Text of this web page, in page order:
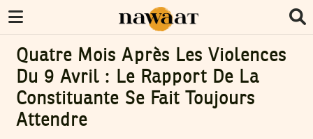
Quatre Mois Après Les Violences
Du 9 Avril : Le Rapport De La
Constituante Se Fait Toujours
Attendre